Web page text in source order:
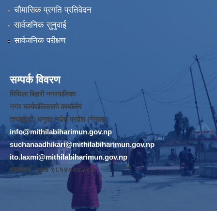
चौमासिक प्रगति प्रतिवेदन
सार्वजनिक सुनुवाई
सार्वजनिक परीक्षण
सम्पर्क विवरण
मिथिला बिहारी नगरपालिका
नगर कार्यपालिकाको कार्यालय
तारापट्टी, धनुषा, मधेश प्रदेश (नेपाल)
info@mithilabiharimun.gov.np
suchanaadhikari@mithilabiharimun.gov.np
ito.laxmi@mithilabiharimun.gov.np
सम्पर्क नं. ‌९७७ ९८५४०२७२९३